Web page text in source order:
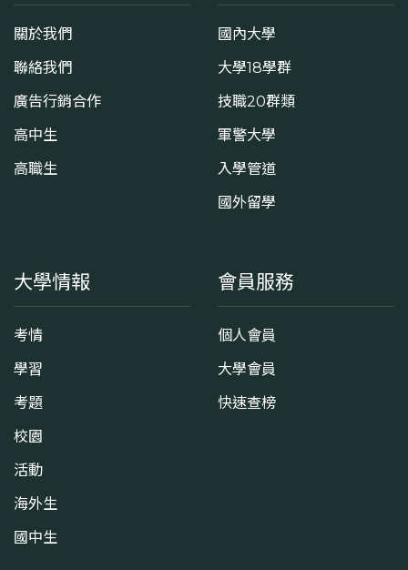
關於我們
聯絡我們
廣告行銷合作
高中生
高職生
國內大學
大學18學群
技職20群類
軍警大學
入學管道
國外留學
大學情報
考情
學習
考題
校園
活動
海外生
國中生
會員服務
個人會員
大學會員
快速查榜